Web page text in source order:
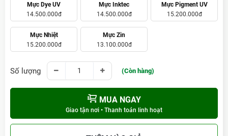
Mực Dye UV
14.500.000đ
Mực Inktec
14.500.000đ
Mực Pigment UV
15.200.000đ
Mực Nhiệt
15.200.000đ
Mực Zin
13.100.000đ
Số lượng (Còn hàng)
MUA NGAY
Giao tận nơi • Thanh toán linh hoạt